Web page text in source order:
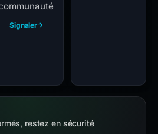
Signaler
restez en sécurité